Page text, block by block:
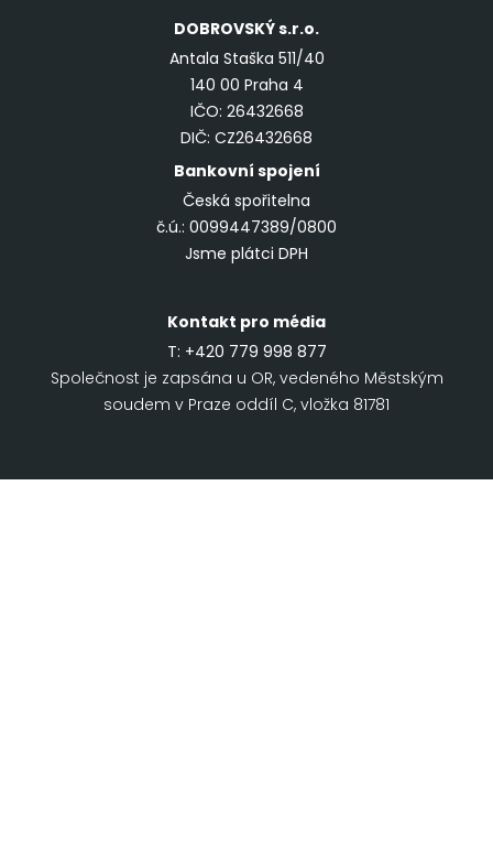
DOBROVSKÝs.r.o.
Antala Staška 511/40
140 00 Praha 4
IČO: 26432668
DIČ: CZ26432668
Bankovní spojení
Česká spořitelna
č.ú.: 0099447389/0800
Jsme plátci DPH
Kontakt pro média
T: +420 779 998 877
Společnost je zapsána u OR, vedeného Městským
soudem v Praze oddíl C, vložka 81781